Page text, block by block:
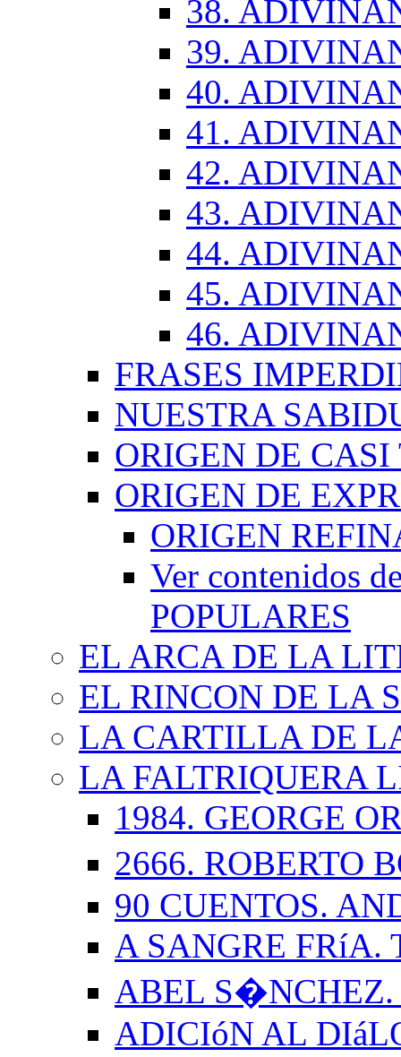
38.
39.
40.
41.
42.
43.
44.
45.
46.
FRASES
NUESTRA
ORIGEN DE CASI
ORIGEN DE
ORIGEN
Ver contenidos
POPULARES
EL ARCA DE LA
EL RINCON DE LA
LA CARTILLA DE
LA FALTRIQUERA
1984. GEORGE
2666. ROBERTO
90 CUENTOS.
A SANGRE FRíA.
ABEL
ADICIóN AL